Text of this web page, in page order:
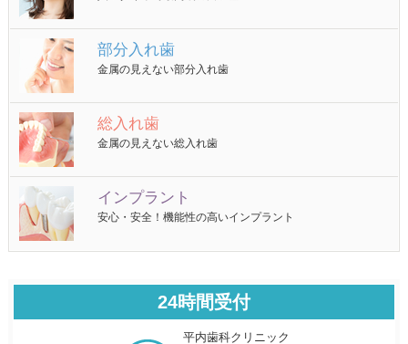
部分入れ歯
金属の見えない部分入れ歯
総入れ歯
金属の見えない総入れ歯
インプラント
安心・安全！機能性の高いインプラント
24時間受付
平内歯科クリニック